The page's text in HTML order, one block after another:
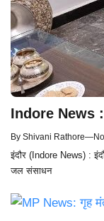
Indore News :
By Shivani Rathore—
इंदौर (Indore News) :
जल संसाधन